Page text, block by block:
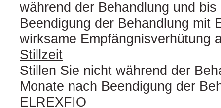
während der Behandlung und
Beendigung der Behandlung mit
wirksame Empfängnisverhütung
Stillzeit
Stillen Sie nicht während der
Monate nach Beendigung der
ELREXFIO